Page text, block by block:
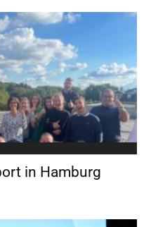
in Hamburg